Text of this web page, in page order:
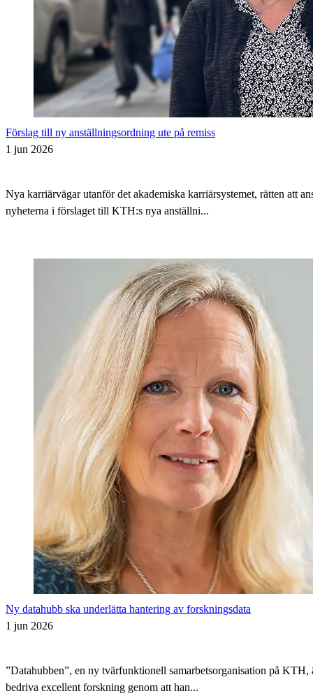
Förslag till ny anställningsordning ute på remiss
1 jun 2026
Nya karriärvägar utanför det akademiska karriärsystemet, rätten att
nyheterna i förslaget till KTH:s nya anställni...
Ny datahubb ska underlätta hantering av forskningsdata
1 jun 2026
”Datahubben”, en ny tvärfunktionell samarbetsorganisation på
bedriva excellent forskning genom att han...